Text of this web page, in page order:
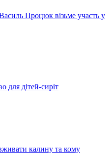
Процюк візьме участь у
для дітей-сиріт
калину та кому